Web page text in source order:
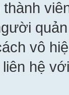
vô
liên hệ